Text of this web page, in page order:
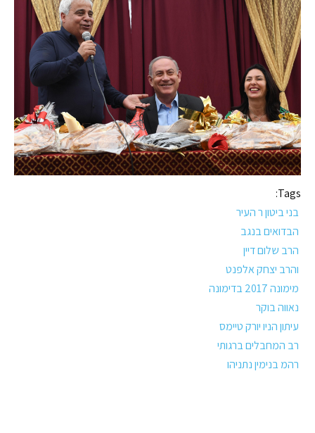
Tags:
בני ביטון ר העיר
הבדואים בנגב
הרב שלום דיין
והרב יצחק אלפנט
מימונה 2017 בדימונה
נאווה בוקר
עיתון הניו יורק טיימס
רב המחבלים ברגותי
רהמ בנימין נתניהו